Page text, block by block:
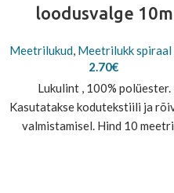
loodusvalge 10m
Meetrilukud, Meetrilukk spiraal
2.70€
Lukulint , 100% polüester.
Kasutatakse kodutekstiili ja
valmistamisel. Hind 10